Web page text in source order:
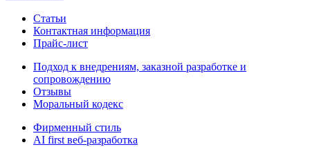
Статьи
Контактная информация
Прайс-лист
Подход к внедрениям, заказной разработке и
сопровождению
Отзывы
Моральный кодекс
Фирменный стиль
AI first веб-разработка